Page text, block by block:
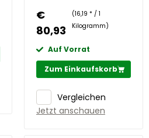
€
80,93
(16,19 * / 1
Kilogramm)
Auf Vorrat
Zum Einkaufskorb
Vergleichen
Jetzt anschauen